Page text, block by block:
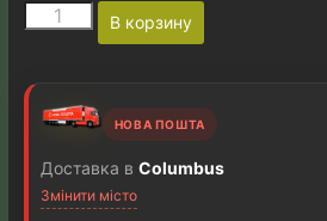
Количество
товара
Финляндия
смородина
(Finlandia
тетрапаке
В корзину
l
r
n
t
НОВА ПОШТА
Доставка в Columbus
Змінити місто